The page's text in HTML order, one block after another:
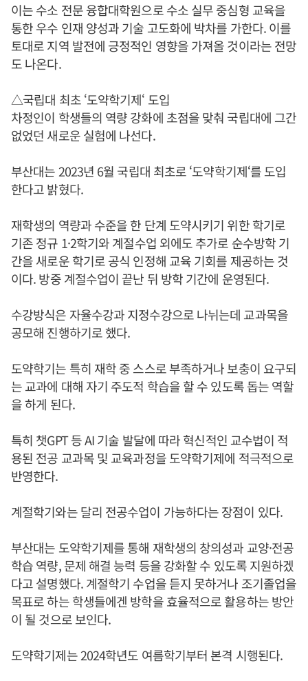
이는 수소 전문 융합대학원으로 수소 실무 중심형 교육을
통한 우수 인재 양성과 기술 고도화에 박차를 가한다. 이를
토대로 지역 발전에 긍정적인 영향을 가져올 것이라는 전망
도 나온다.
△국립대 최초 ‘도약학기제‘ 도입
차정인이 학생들의 역량 강화에 초점을 맞춰 국립대에 그간
없었던 새로운 실험에 나선다.
부산대는 2023년 6월 국립대 최초로 ‘도약학기제‘를 도입
한다고 밝혔다.
재학생의 역량과 수준을 한 단계 도약시키기 위한 학기로
기존 정규 1·2학기와 계절수업 외에도 추가로 순수방학 기
간을 새로운 학기로 공식 인정해 교육 기회를 제공하는 것
이다. 방중 계절수업이 끝난 뒤 방학 기간에 운영된다.
수강방식은 자율수강과 지정수강으로 나뉘는데 교과목을
공모해 진행하기로 했다.
도약학기는 특히 재학 중 스스로 부족하거나 보충이 요구되
는 교과에 대해 자기 주도적 학습을 할 수 있도록 돕는 역할
을 하게 된다.
특히 챗GPT 등 AI 기술 발달에 따라 혁신적인 교수법이 적
용된 전공 교과목 및 교육과정을 도약학기제에 적극적으로
반영한다.
계절학기와는 달리 전공수업이 가능하다는 장점이 있다.
부산대는 도약학기제를 통해 재학생의 창의성과 교양·전공
학습 역량, 문제 해결 능력 등을 강화할 수 있도록 지원하겠
다고 설명했다. 계절학기 수업을 듣지 못하거나 조기졸업을
목표로 하는 학생들에겐 방학을 효율적으로 활용하는 방안
이 될 것으로 보인다.
도약학기제는 2024학년도 여름학기부터 본격 시행된다.